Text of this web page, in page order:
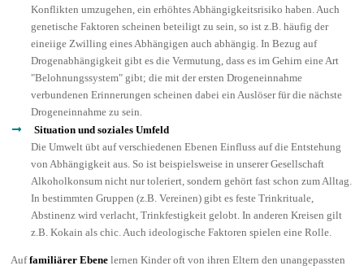
Konflikten umzugehen, ein erhöhtes Abhängigkeitsrisiko haben. Auch
genetische Faktoren scheinen beteiligt zu sein, so ist z.B. häufig der
eineiige Zwilling eines Abhängigen auch abhängig. In Bezug auf
Drogenabhängigkeit gibt es die Vermutung, dass es im Gehirn eine Art
"Belohnungssystem" gibt; die mit der ersten Drogeneinnahme
verbundenen Erinnerungen scheinen dabei ein Auslöser für die nächste
Drogeneinnahme zu sein.
Situation und soziales Umfeld
Die Umwelt übt auf verschiedenen Ebenen Einfluss auf die Entstehung
von Abhängigkeit aus. So ist beispielsweise in unserer Gesellschaft
Alkoholkonsum nicht nur toleriert, sondern gehört fast schon zum Alltag.
In bestimmten Gruppen (z.B. Vereinen) gibt es feste Trinkrituale,
Abstinenz wird verlacht, Trinkfestigkeit gelobt. In anderen Kreisen gilt
z.B. Kokain als chic. Auch ideologische Faktoren spielen eine Rolle.
Auffamiliärer Ebenelernen Kinder oft von ihren Eltern den unangepassten